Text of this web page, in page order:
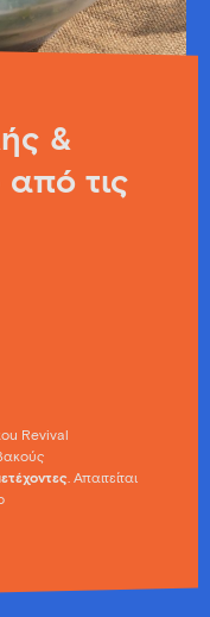
&
από τις
Revival
. Απαιτείται